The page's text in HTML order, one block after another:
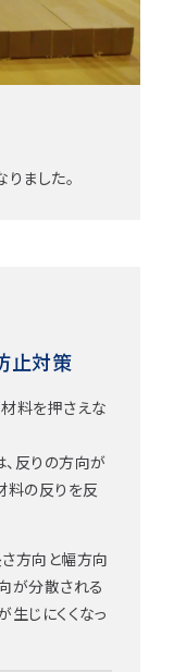
ました。
止対策
料を押さえな
反りの方向が
料の反りを反
方向と幅方向
が分散される
生じにくくなっ